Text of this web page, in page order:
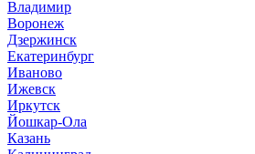
Владимир
Воронеж
Дзержинск
Екатеринбург
Иваново
Ижевск
Иркутск
Йошкар-Ола
Казань